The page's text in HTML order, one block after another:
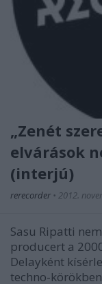
„Zenét
elvárások
(interjú)
rerecorder • 2012.
Sasu Ripatti
producert a
Delayként
techno-